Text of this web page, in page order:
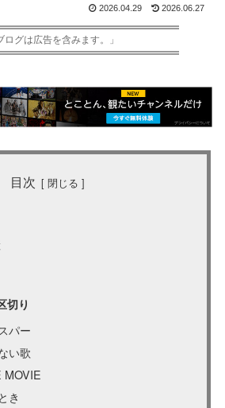
2026.04.29 2026.06.27
ログは広告を含みます。」
目次
切り
パー
い歌
MOVIE
き